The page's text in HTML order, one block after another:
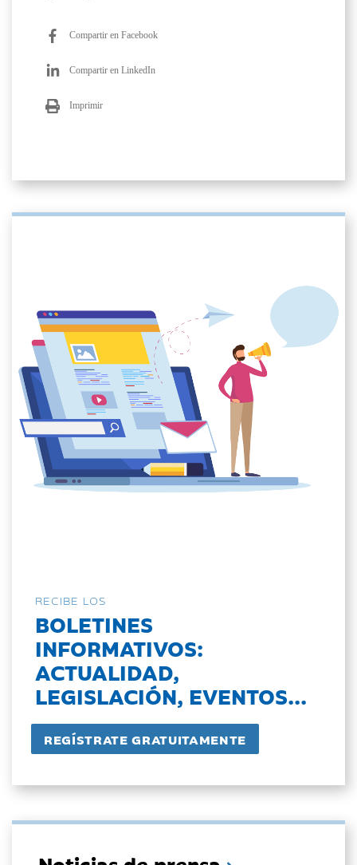
Compartir en Facebook
Compartir en LinkedIn
Imprimir
RECIBE LOS
BOLETINES
INFORMATIVOS:
ACTUALIDAD,
LEGISLACIÓN, EVENTOS...